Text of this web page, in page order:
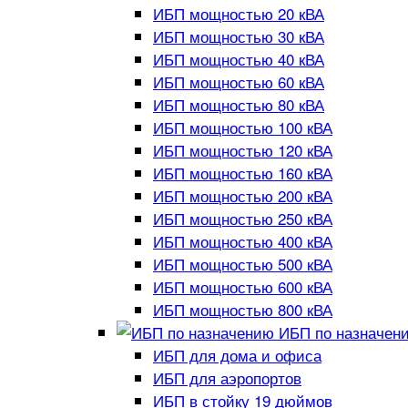
ИБП мощностью 20 кВА
ИБП мощностью 30 кВА
ИБП мощностью 40 кВА
ИБП мощностью 60 кВА
ИБП мощностью 80 кВА
ИБП мощностью 100 кВА
ИБП мощностью 120 кВА
ИБП мощностью 160 кВА
ИБП мощностью 200 кВА
ИБП мощностью 250 кВА
ИБП мощностью 400 кВА
ИБП мощностью 500 кВА
ИБП мощностью 600 кВА
ИБП мощностью 800 кВА
ИБП по
ИБП для дома и офиса
ИБП для аэропортов
ИБП в стойку 19 дюймов